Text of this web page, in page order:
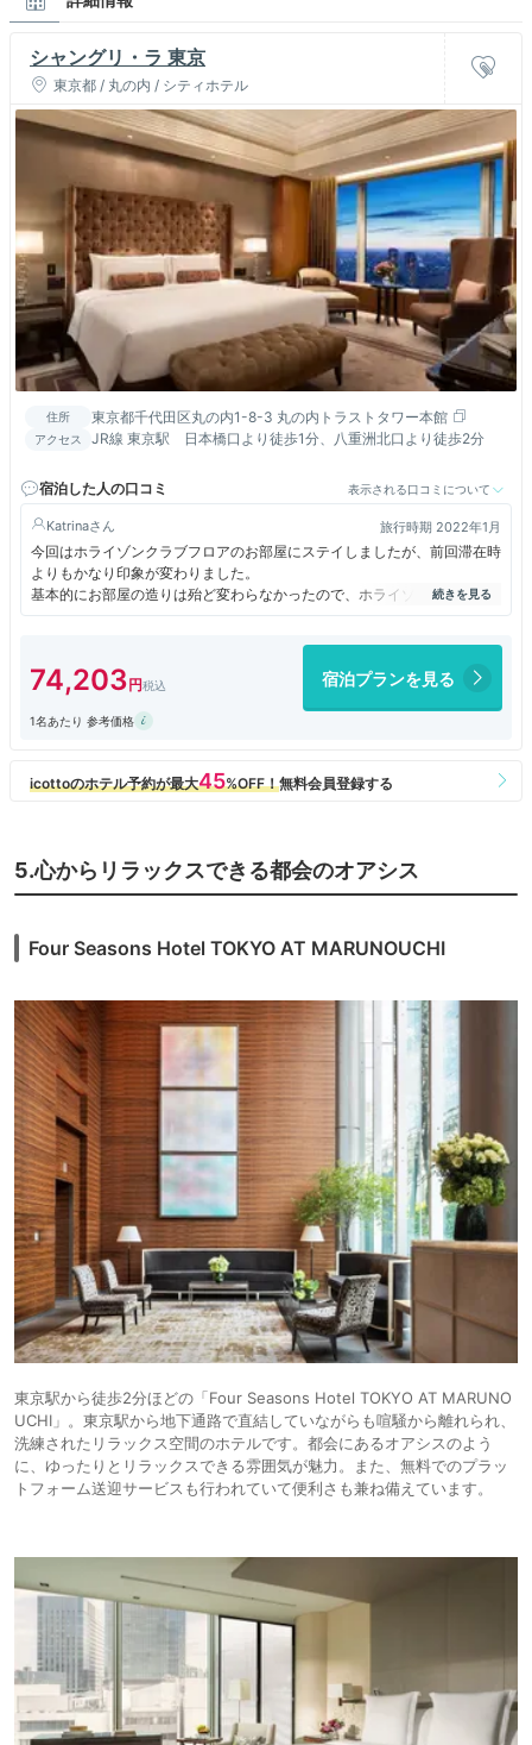
シャングリ・ラ 東京
東京都 / 丸の内 / シティホテル
住所 東京都千代田区丸の内1-8-3 丸の内トラストタワー本館
アクセス JR線 東京駅 日本橋口より徒歩1分、八重洲北口より徒歩2分
宿泊した人の口コミ 表示される口コミについて
Katrina 旅行時期 2022年1月
今回はホライゾンクラブフロアのお部屋にステイしましたが、前回滞在時
よりもかなり印象が変わりました。
基本的にお部屋の造りは殆ど変わらなかったので、ホライゾンクラブラウ
ンジの印象とステイプランの内容の違いが理由だと思います。
のフードプレゼンテーションの内容は期待以上でした。
ラウンジには素晴らしい接客をされる方がお二人いらして、マニュアル通
りではない心の通ったやり取りがとても印象に残りました。
東京駅から至近な立地なので、お食事もお買い物も散策も十分楽しめて大
74,203 宿泊プランを見る
1名あたり 参考価格
5.心からリラックスできる都会のオアシス
Four Seasons Hotel TOKYO AT MARUNOUCHI
東京駅から徒歩2分ほどの「Four Seasons Hotel TOKYO AT MARUNO
UCHI」。東京駅から地下通路で直結していながらも喧騒から離れられ、
洗練されたリラックス空間のホテルです。都会にあるオアシスのよう
に、ゆったりとリラックスできる雰囲気が魅力。また、無料でのプラッ
トフォーム送迎サービスも行われていて便利さも兼ね備えています。